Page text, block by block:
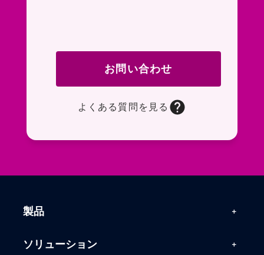
お問い合わせ
よくある質問を見る
製品
製品一覧
ソリューション